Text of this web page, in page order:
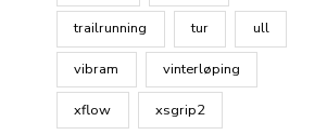
trailrunning tur ull
vibram vinterløping
xflow xsgrip2